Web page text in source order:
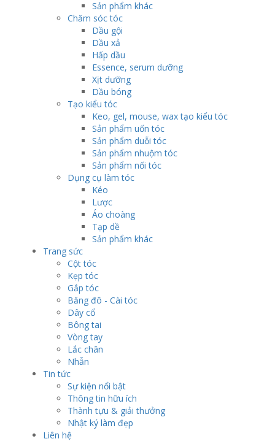
Sản phẩm khác
Chăm sóc tóc
Dầu gội
Dầu xả
Hấp dầu
Essence, serum dưỡng
Xịt dưỡng
Dầu bóng
Tạo kiểu tóc
Keo, gel, mouse, wax tạo kiểu tóc
Sản phẩm uốn tóc
Sản phẩm duỗi tóc
Sản phẩm nhuộm tóc
Sản phẩm nối tóc
Dụng cụ làm tóc
Kéo
Lược
Áo choàng
Tạp dề
Sản phẩm khác
Trang sức
Cột tóc
Kẹp tóc
Gắp tóc
Băng đô - Cài tóc
Dây cổ
Bông tai
Vòng tay
Lắc chân
Nhẫn
Tin tức
Sự kiện nổi bật
Thông tin hữu ích
Thành tựu & giải thưởng
Nhật ký làm đẹp
Liên hệ